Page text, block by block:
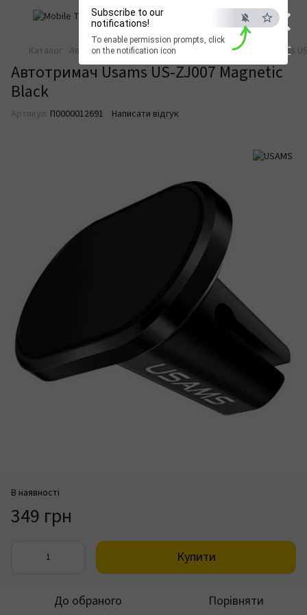
×
ESC
Subscribe to our
notifications!
To enable permission prompts, click
on the notification icon
Каталог Автотовари Автотовари USAMS Автотримач Usams
Автотримач Usams US-ZJ007 Magnetic
Black
Артикул: П0000012691 Написати відгук
В наявності
349 грн
Купити
До обраного Порівняти